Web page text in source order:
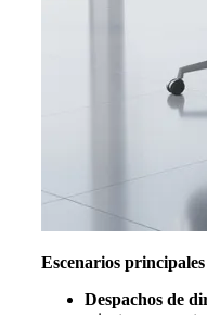
Escenarios
Despachos de